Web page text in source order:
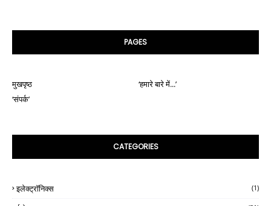
PAGES
मुखपृष्ठ
‘हमारे बारे में...’
‘संपर्क’
CATEGORIES
इलेक्ट्रॉनिक्स (1)